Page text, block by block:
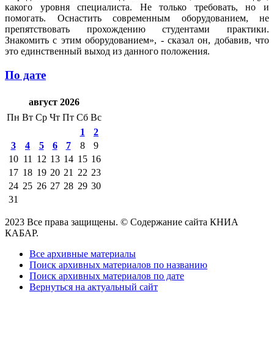
какого уровня специалиста. Не только требовать, но и
помогать. Оснастить современным оборудованием, не
препятствовать прохождению студентами практики.
Знакомить с этим оборудованием», - сказал он, добавив, что
это единственный выход из данного положения.
По дате
август 2026
Пн Вт Ср Чт Пт Сб Вс
1
2
3
4 5 6 7 8
9
10 11 12 13 14 15 16
17 18 19 20 21 22 23
24 25 26 27 28 29 30
31
2023 Все права защищены. © Содержание сайта КНИА
КАБАР.
Все архивные материалы
Поиск архивных материалов по названию
Поиск архивных материалов по дате
Вернуться на актуальный сайт